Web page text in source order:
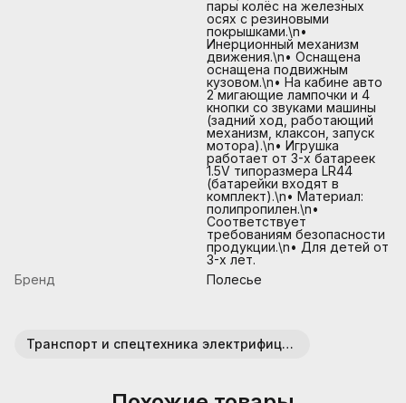
пары колёс на железных
осях с резиновыми
покрышками.\n•
Инерционный механизм
движения.\n• Оснащена
оснащена подвижным
кузовом.\n• На кабине авто
2 мигающие лампочки и 4
кнопки со звуками машины
(задний ход, работающий
механизм, клаксон, запуск
мотора).\n• Игрушка
работает от 3-х батареек
1.5V типоразмера LR44
(батарейки входят в
комплект).\n• Материал:
полипропилен.\n•
Соответствует
требованиям безопасности
продукции.\n• Для детей от
3-х лет.
Бренд
Полесье
Транспорт и спецтехника электрифицированные